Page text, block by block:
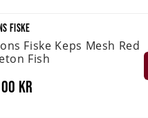
FISKE
Fiske Keps Mesh Red
Fish
kr